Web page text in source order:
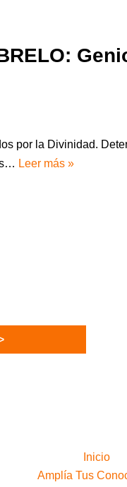
por la Divinidad.
Leer más »
Inicio
Amplía Tus